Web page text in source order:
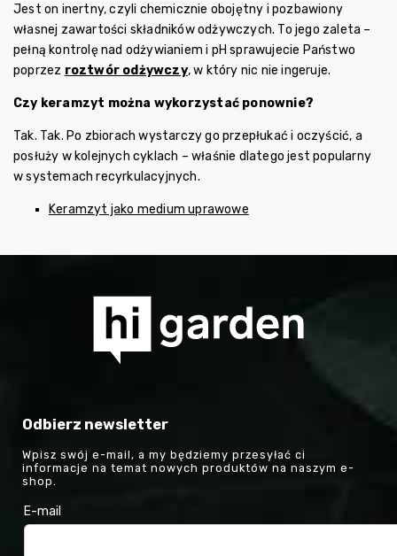
Jest on inertny, czyli chemicznie obojętny i pozbawiony
własnej zawartości składników odżywczych. To jego zaleta –
pełną kontrolę nad odżywianiem i pH sprawujecie Państwo
poprzez roztwór odżywczy, w który nic nie ingeruje.
Czy keramzyt można wykorzystać ponownie?
Tak. Tak. Po zbiorach wystarczy go przepłukać i oczyścić, a
posłuży w kolejnych cyklach – właśnie dlatego jest popularny
w systemach recyrkulacyjnych.
Keramzyt jako medium uprawowe
Odbierz newsletter
Wpisz swój e-mail, a my będziemy przesyłać ci
informacje na temat nowych produktów na naszym e-
shop.
E-mail